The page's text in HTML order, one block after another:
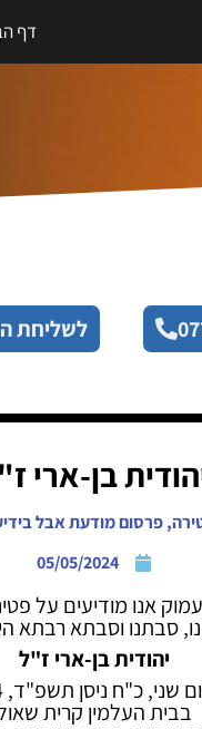
דף
לשליחת
בן-ארי
,פרסום מודעת אבל
05/05/2024
אנו מודיעים על
סבתנו וסבתא רבתא
יהודית בן-ארי ז"ל
בבית העלמין קרית